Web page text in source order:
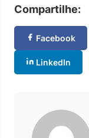
Compartilhe:
Facebook
LinkedIn